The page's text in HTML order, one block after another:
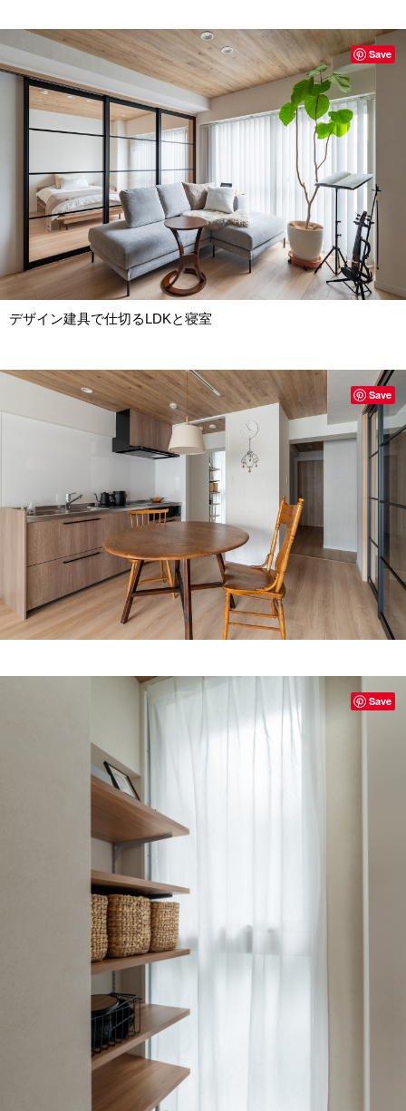
デザイン建具で仕切るLDKと寝室
Save
Save
Save